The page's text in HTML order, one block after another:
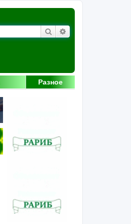
Поиск
Разное